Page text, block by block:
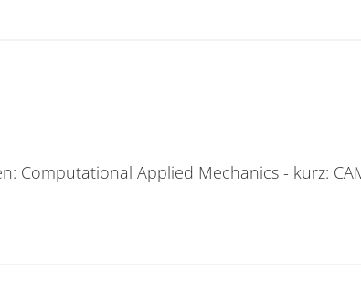
Computational Applied Mechanics - kurz: